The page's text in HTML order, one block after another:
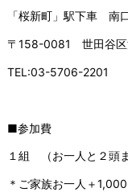
「桜新町」駅下車 南
〒158-0081 世田谷区
TEL:03-5706-2201
■参加費
１組 （お一人と２頭
＊ご家族お一人＋